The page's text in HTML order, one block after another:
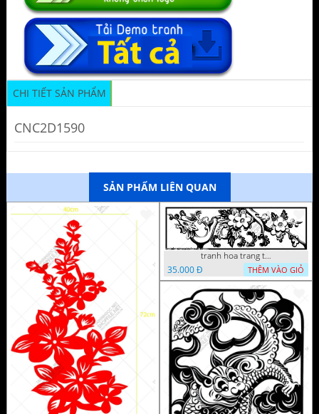
CHI TIẾT SẢN PHẨM
CNC2D1590
SẢN PHẨM LIÊN QUAN
tranh hoa trang tri dep mat
35.000 Đ
THÊM VÀO GIỎ